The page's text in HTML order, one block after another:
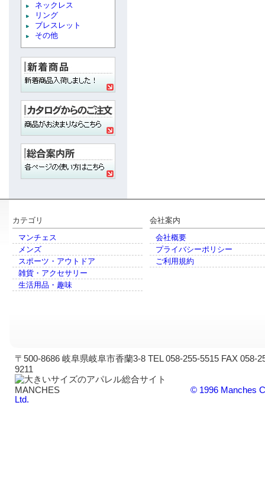
ネックレス
リング
ブレスレット
その他
カテゴリ
マンチェス
メンズ
スポーツ・アウトドア
雑貨・アクセサリー
生活用品・趣味
会社案内
会社概要
プライバシーポリシー
ご利用規約
〒500-8686 岐阜県岐阜市香蘭3-8 TEL 058-255-5515 FAX 058-
9211
© 1996 Manches
Ltd.